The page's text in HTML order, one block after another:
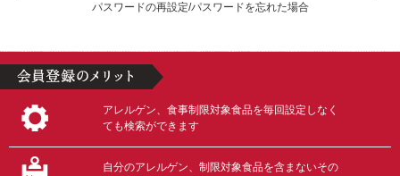
パスワードの再設定/パスワードを忘れた場合
アレルゲン、食事制限対象食品を毎回設定しなく
ても検索ができます
自分のアレルゲン、制限対象食品を含まないその